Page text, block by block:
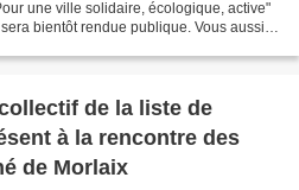
une ville solidaire, écologique, active"
bientôt rendue publique. Vous aussi,
de la liste de
à la rencontre des
de Morlaix